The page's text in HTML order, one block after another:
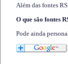
Além das fontes
O que são fontes
Pode ainda